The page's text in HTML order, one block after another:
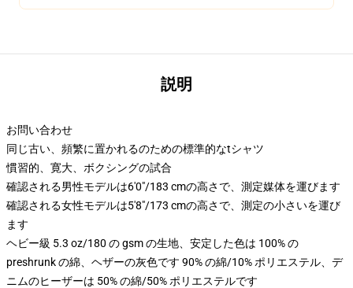
説明
お問い合わせ
同じ古い、頻繁に置かれるのための標準的なtシャツ
慣習的、寛大、ボクシングの試合
確認される男性モデルは6'0"/183 cmの高さで、測定媒体を運びます
確認される女性モデルは5'8"/173 cmの高さで、測定の小さいを運び
ます
ヘビー級 5.3 oz/180 の gsm の生地、安定した色は 100% の
preshrunk の綿、ヘザーの灰色です 90% の綿/10% ポリエステル、デ
ニムのヒーザーは 50% の綿/50% ポリエステルです